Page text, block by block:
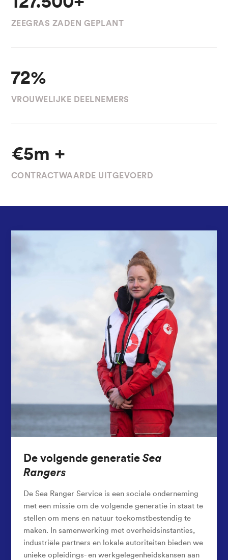
ZEEGRAS ZADEN GEPLANT
72%
VROUWELIJKE DEELNEMERS
€5m +
CONTRACTWAARDE UITGEVOERD
De volgende generatie Sea
Rangers
De Sea Ranger Service is een sociale onderneming
met een missie om de volgende generatie in staat te
stellen om mens en natuur toekomstbestendig te
maken. In samenwerking met overheidsinstanties,
industriële partners en lokale autoriteiten bieden we
unieke opleidings- en werkgelegenheidskansen aan